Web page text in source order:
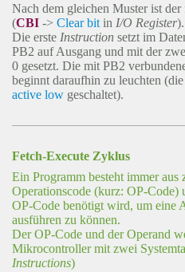
Nach dem gleichen Muster ist
(CBI -> Clear bit in I/O Register).
Die erste Instruction setzt im
PB2 auf Ausgang und mit der
0 gesetzt. Die mit PB2
beginnt daraufhin zu leuchten
active low geschaltet).
Fetch-Execute Zyklus
Ein Programm besteht immer aus
Operationscode (kurz: OP-Code)
OP-Code benötigt wird, um eine
ausführen zu können.
Der OP-Code und der Operand
Mikrocontroller mit zwei
Instructions)